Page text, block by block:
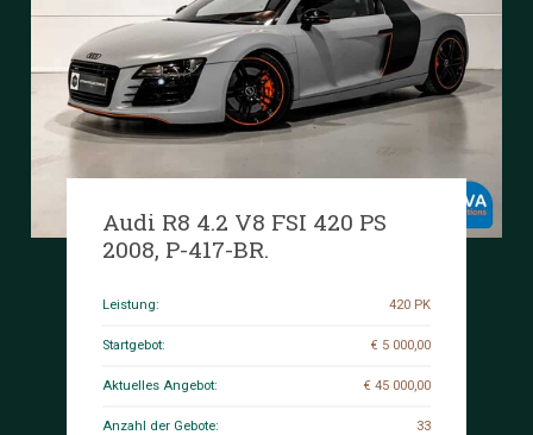
Audi R8 4.2 V8 FSI 420 PS
2008, P-417-BR.
Leistung: 420 PK
Startgebot: € 5 000,00
Aktuelles Angebot: € 45 000,00
Anzahl der Gebote: 33